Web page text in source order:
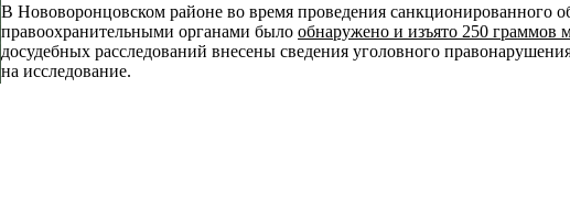
В Нововоронцовском районе во время проведения санкционированного
правоохранительными органами было обнаружено и изъято 250 граммов
досудебных расследований внесены сведения уголовного
на исследование.